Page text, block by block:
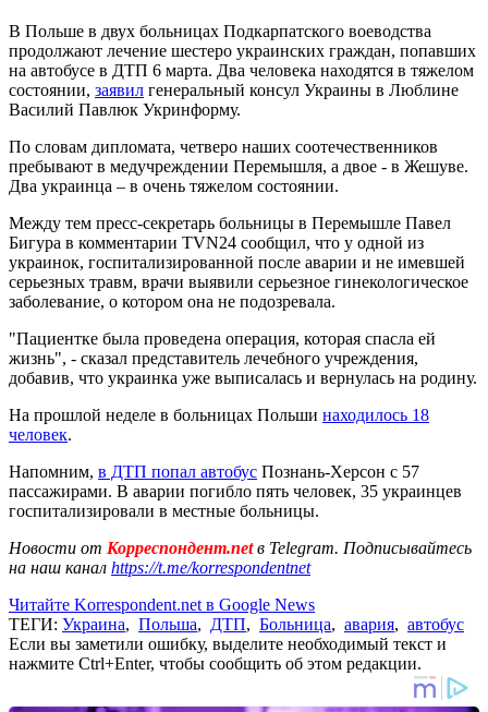
В Польше в двух больницах Подкарпатского воеводства
продолжают лечение шестеро украинских граждан, попавших
на автобусе в ДТП 6 марта. Два человека находятся в тяжелом
состоянии, заявил генеральный консул Украины в Люблине
Василий Павлюк Укринформу.
По словам дипломата, четверо наших соотечественников
пребывают в медучреждении Перемышля, а двое - в Жешуве.
Два украинца – в очень тяжелом состоянии.
Между тем пресс-секретарь больницы в Перемышле Павел
Бигура в комментарии TVN24 сообщил, что у одной из
украинок, госпитализированной после аварии и не имевшей
серьезных травм, врачи выявили серьезное гинекологическое
заболевание, о котором она не подозревала.
"Пациентке была проведена операция, которая спасла ей
жизнь", - сказал представитель лечебного учреждения,
добавив, что украинка уже выписалась и вернулась на родину.
На прошлой неделе в больницах Польши находилось 18
человек.
Напомним, в ДТП попал автобус Познань-Херсон с 57
пассажирами. В аварии погибло пять человек, 35 украинцев
госпитализировали в местные больницы.
Новости от Корреспондент.netв Telegram. Подписывайтесь
на наш канал https://t.me/korrespondentnet
Читайте Korrespondent.net в Google News
ТЕГИ: Украина, Польша, ДТП, Больница, авария, автобус
Если вы заметили ошибку, выделите необходимый текст и
нажмите Ctrl+Enter, чтобы сообщить об этом редакции.